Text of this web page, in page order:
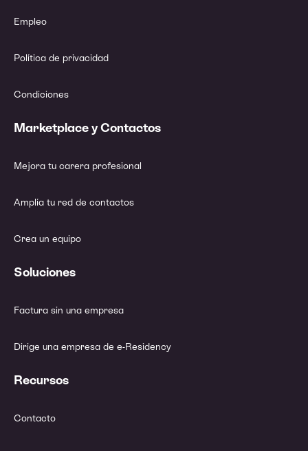
Empleo
Política de privacidad
Condiciones
Marketplace y Contactos
Mejora tu carera profesional
Amplía tu red de contactos
Crea un equipo
Soluciones
Factura sin una empresa
Dirige una empresa de e-Residency
Recursos
Contacto